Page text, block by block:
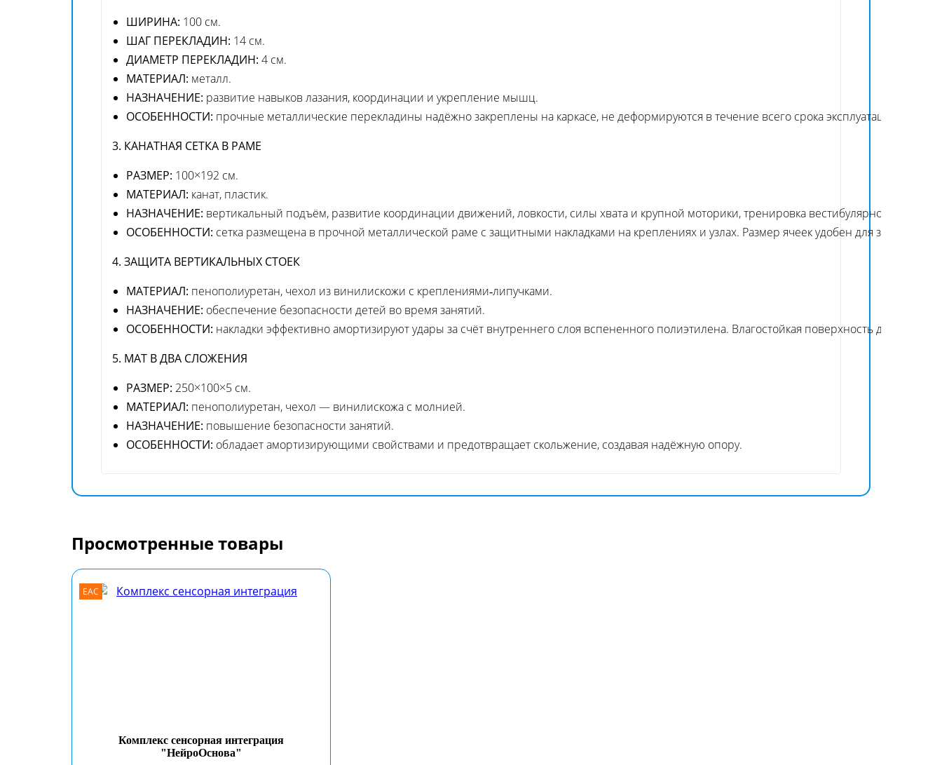
ШИРИНА: 100 см.
ШАГ ПЕРЕКЛАДИН: 14 см.
ДИАМЕТР ПЕРЕКЛАДИН: 4 см.
МАТЕРИАЛ: металл.
НАЗНАЧЕНИЕ: развитие навыков лазания, координации и укрепление мышц.
ОСОБЕННОСТИ: прочные металлические перекладины надёжно закреплены на каркасе, не деформируются в течение всего срока эксплуатации.
3. КАНАТНАЯ СЕТКА В РАМЕ
РАЗМЕР: 100×192 см.
МАТЕРИАЛ: канат, пластик.
НАЗНАЧЕНИЕ: вертикальный подъём, развитие координации движений, ловкости, силы хвата и крупной моторики, тренировка вестибулярного
ОСОБЕННОСТИ: сетка размещена в прочной металлической раме с защитными накладками на креплениях и узлах. Размер ячеек удобен для захвата
4. ЗАЩИТА ВЕРТИКАЛЬНЫХ СТОЕК
МАТЕРИАЛ: пенополиуретан, чехол из винилискожи с креплениями‑липучками.
НАЗНАЧЕНИЕ: обеспечение безопасности детей во время занятий.
ОСОБЕННОСТИ: накладки эффективно амортизируют удары за счёт внутреннего слоя вспененного полиэтилена. Влагостойкая поверхность
5. МАТ В ДВА СЛОЖЕНИЯ
РАЗМЕР: 250×100×5 см.
МАТЕРИАЛ: пенополиуретан, чехол — винилискожа с молнией.
НАЗНАЧЕНИЕ: повышение безопасности занятий.
ОСОБЕННОСТИ: обладает амортизирующими свойствами и предотвращает скольжение, создавая надёжную опору.
Просмотренные товары
EAC
Комплекс сенсорная интеграция
"НейроОснова"